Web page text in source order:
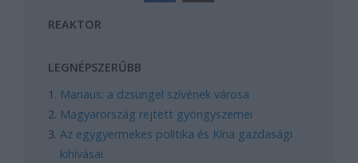
REAKTOR
LEGNÉPSZERŰBB
Manaus: a dzsungel szívének városa
Magyarország rejtett gyöngyszemei
Az egygyermekes politika és Kína gazdasági
kihívásai